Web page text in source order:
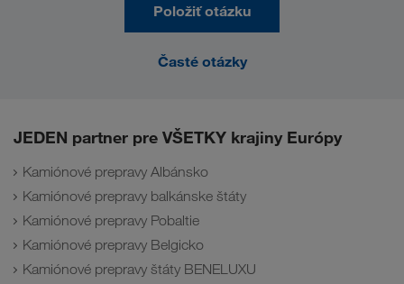
Položiť otázku
Časté otázky
JEDEN partner pre VŠETKY krajiny Európy
Kamiónové prepravy Albánsko
Kamiónové prepravy balkánske štáty
Kamiónové prepravy Pobaltie
Kamiónové prepravy Belgicko
Kamiónové prepravy štáty BENELUXU